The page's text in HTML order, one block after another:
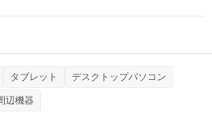
タブレット デスクトップパソコン
辺機器